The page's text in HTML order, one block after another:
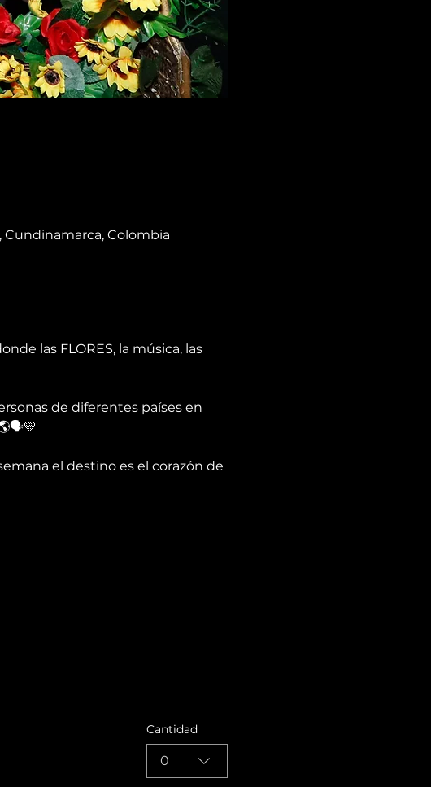
Cundinamarca, Colombia
las FLORES, la música, las
de diferentes países en
el destino es el corazón de
Cantidad
0